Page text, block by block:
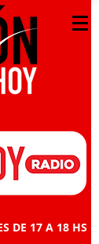
DE 17 A 18 HS